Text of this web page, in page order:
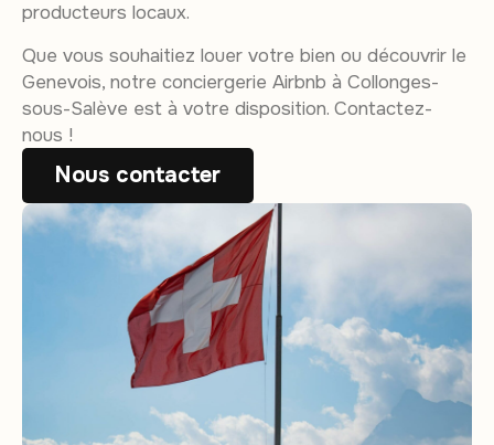
producteurs locaux.
Que vous souhaitiez louer votre bien ou découvrir le
Genevois, notre conciergerie Airbnb à Collonges-
sous-Salève est à votre disposition. Contactez-
nous !
Nous contacter